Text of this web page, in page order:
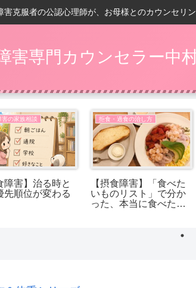
害克服者の公認心理師が、お母様とのカウンセリ
害専門カウンセラー中
害の家族相談
障害】治る時と
先順位が変わる
拒食・過食の治し方
【摂食障害】「食べた
いものリスト」で分か
った、本当に食べたか